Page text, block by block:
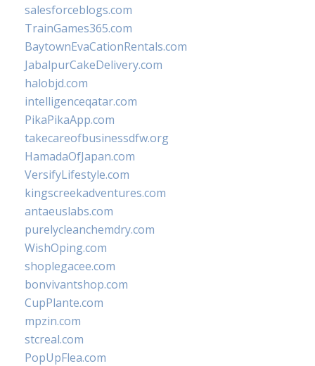
salesforceblogs.com
TrainGames365.com
BaytownEvaCationRentals.com
JabalpurCakeDelivery.com
halobjd.com
intelligenceqatar.com
PikaPikaApp.com
takecareofbusinessdfw.org
HamadaOfJapan.com
VersifyLifestyle.com
kingscreekadventures.com
antaeuslabs.com
purelycleanchemdry.com
WishOping.com
shoplegacee.com
bonvivantshop.com
CupPlante.com
mpzin.com
stcreal.com
PopUpFlea.com